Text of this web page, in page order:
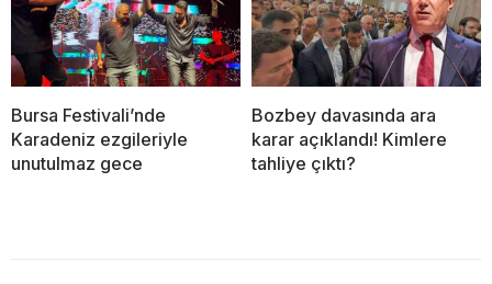
Bursa Festivali’nde
Karadeniz ezgileriyle
unutulmaz gece
Bozbey davasında ara
karar açıklandı! Kimlere
tahliye çıktı?